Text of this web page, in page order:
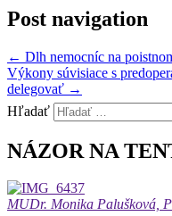
Post navigation
← Dlh nemocníc na
Výkony súvisiace s
delegovať →
Hľadať
NÁZOR NA
MUDr. Monika Palušková,